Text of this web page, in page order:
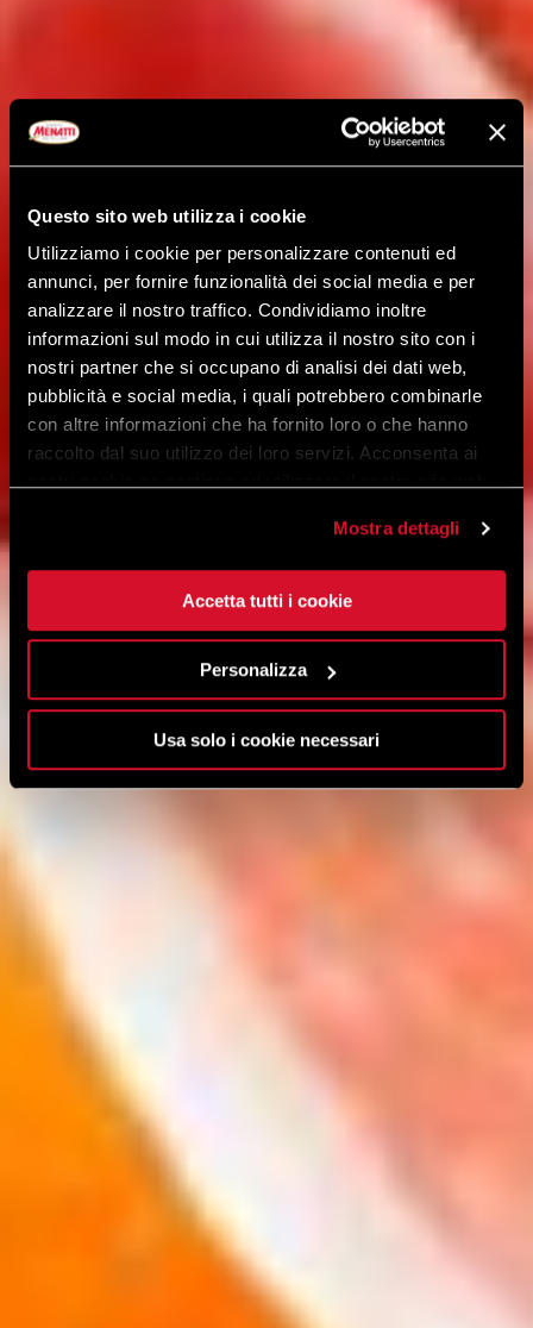
Questo sito web utilizza i cookie
Utilizziamo i cookie per personalizzare contenuti ed
annunci, per fornire funzionalità dei social media e per
analizzare il nostro traffico. Condividiamo inoltre
informazioni sul modo in cui utilizza il nostro sito con i
nostri partner che si occupano di analisi dei dati web,
pubblicità e social media, i quali potrebbero combinarle
con altre informazioni che ha fornito loro o che hanno
raccolto dal suo utilizzo dei loro servizi. Acconsenta ai
Mostra dettagli
Accetta tutti i cookie
Personalizza
Usa solo i cookie necessari